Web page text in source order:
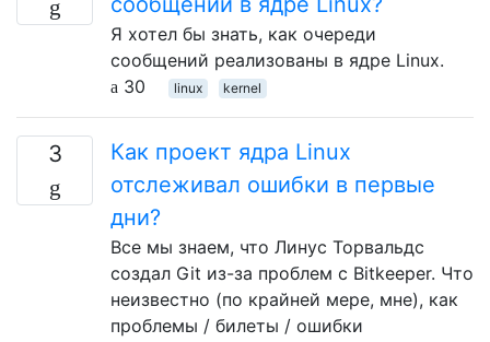
Я хотел бы знать, как очереди
сообщений реализованы в ядре Linux.
30
linux kernel
3
Как проект ядра Linux
отслеживал ошибки в первые
дни?
Все мы знаем, что Линус Торвальдс
создал Git из-за проблем с Bitkeeper. Что
неизвестно (по крайней мере, мне), как
проблемы / билеты / ошибки